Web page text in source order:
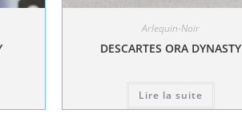
Arlequin-Noir
DESCARTES ORA DYNASTY
Lire la suite